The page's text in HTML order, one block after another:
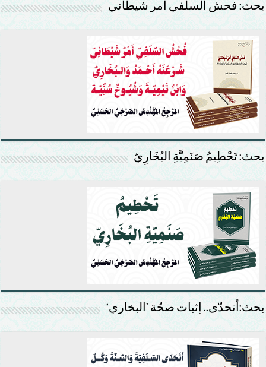
بحث: فحش السلفي أمر شيطاني
بحث: تَحْطِيمُ صَنَمِيَّةِ البُخَارِيّ
بحث:أتحدّى.. إثبات صحّة ’البخاري‘